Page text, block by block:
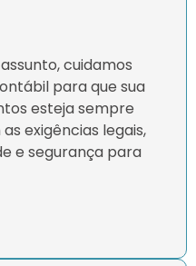
cuidamos
para que sua
esteja sempre
exigências legais,
e segurança para